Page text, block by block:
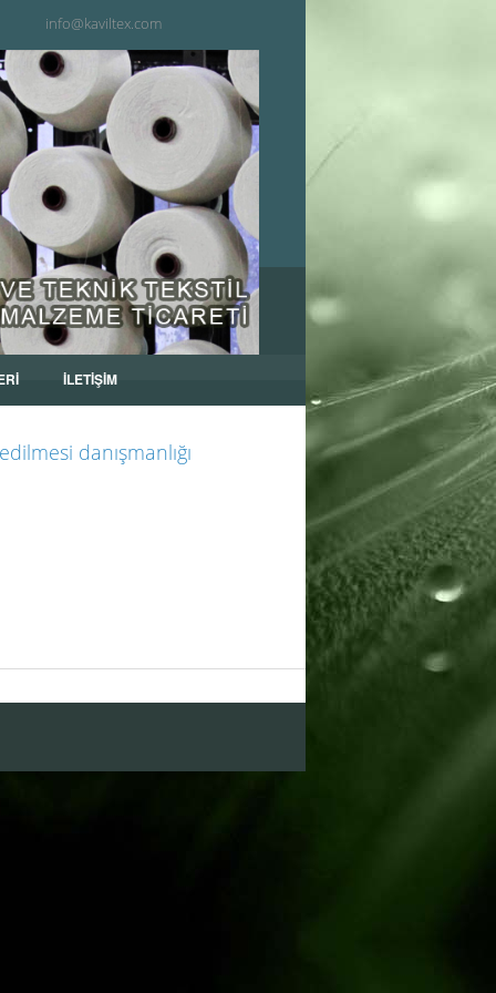
info@kaviltex.com
İLETİŞİM
danışmanlığı